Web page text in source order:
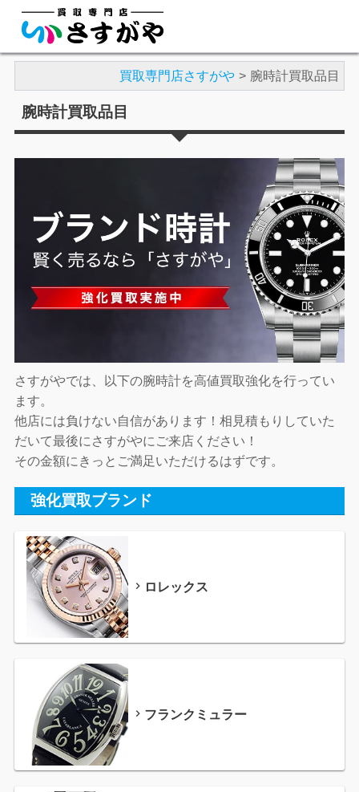
買取専門店さすがや 腕時計買取品目
腕時計買取品目
さすがやでは、以下の腕時計を高値買取強化を行ってい
ます。
他店には負けない自信があります！相見積もりしていた
だいて最後にさすがやにご来店ください！
その金額にきっとご満足いただけるはずです。
強化買取ブランド
ロレックス
フランクミュラー